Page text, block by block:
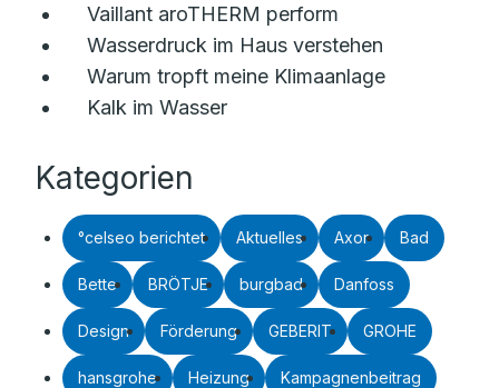
Vaillant aroTHERM perform
Wasserdruck im Haus verstehen
Warum tropft meine Klimaanlage
Kalk im Wasser
Kategorien
°celseo berichtet Aktuelles Axor Bad
Bette BRÖTJE burgbad Danfoss
Design Förderung GEBERIT GROHE
hansgrohe Heizung Kampagnenbeitrag